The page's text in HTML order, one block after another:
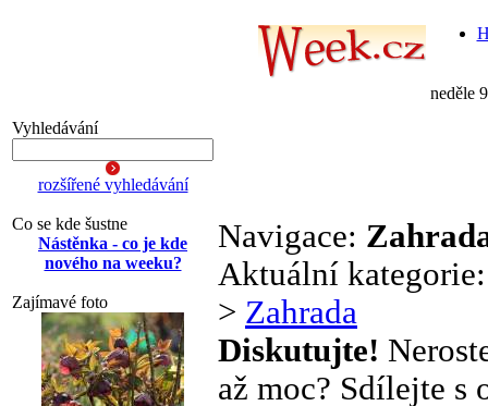
neděle
Vyhledávání
rozšířené vyhledávání
Co se kde šustne
Nástěnka - co je kde
nového na weeku?
Zajímavé foto
Navigace:
Aktuální
> Zahrada
Diskutujte!
až moc? Sdílejte s